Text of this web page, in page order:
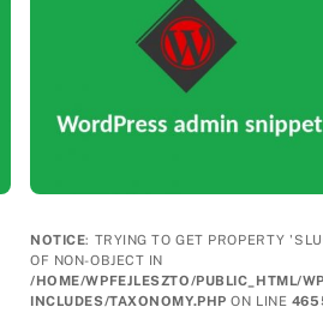
NOTICE: TRYING TO GET PROPERTY
OF NON-OBJECT IN
/HOME/WPFEJLESZTO/PUBLIC_HTML/
INCLUDES/TAXONOMY.PHP ON LINE